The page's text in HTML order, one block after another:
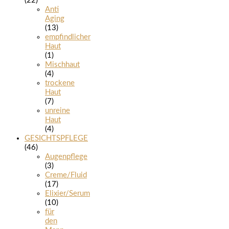
Anti
Aging
(13)
empfindlicher
Haut
(1)
Mischhaut
(4)
trockene
Haut
(7)
unreine
Haut
(4)
GESICHTSPFLEGE
(46)
Augenpflege
(3)
Creme/Fluid
(17)
Elixier/Serum
(10)
für
den